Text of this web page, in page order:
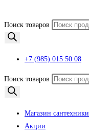
Поиск товаров
+7 (985) 015 50 08
Поиск товаров
Магазин сантехники
Акции